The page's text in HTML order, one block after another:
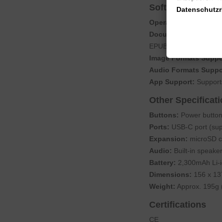
Software
Operating System:
Document Formats
EPUB3
Image Formats
Audio Formats
App Support:
Other
Buttons: Power
Ports: USB-C port
Expansion: microSD
Audio: Built-in
Battery: 2,300mAh
Dimensions: 156 x
Weight: Approx. 195g
Certifications
CE